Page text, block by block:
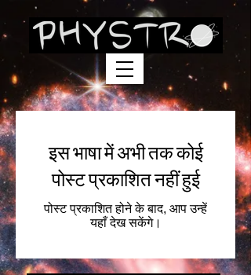
इस भाषा में अभी तक कोई
पोस्ट प्रकाशित नहीं हुई
पोस्ट प्रकाशित होने के बाद, आप उन्हें
यहाँ देख सकेंगे।